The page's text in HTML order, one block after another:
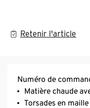
Retenir l'article
Numéro de
Matière chaude
Torsades en